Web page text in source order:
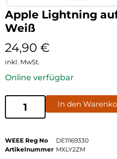
Apple Lightning
Weiß
24,90 €
inkl. MwSt.
Online verfügbar
In den
WEEE Reg No
DE11169330
Artikelnummer MXLY2ZM